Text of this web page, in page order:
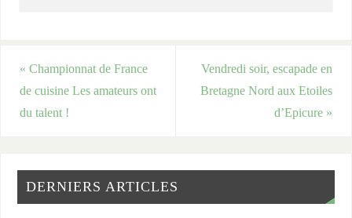
« Championnat de France
de cuisine Les amateurs ont
du talent !
Vendredi soir, escapade en
Bretagne Nord aux Etoiles
d’Epicure »
DERNIERS ARTICLES